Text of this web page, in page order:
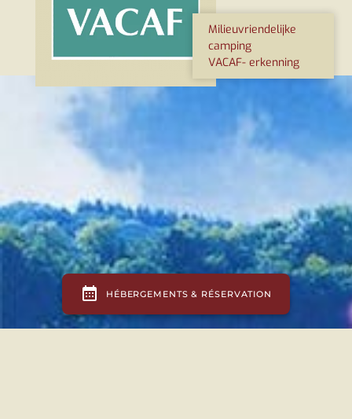
Milieuvriendelijke
camping
VACAF- erkenning